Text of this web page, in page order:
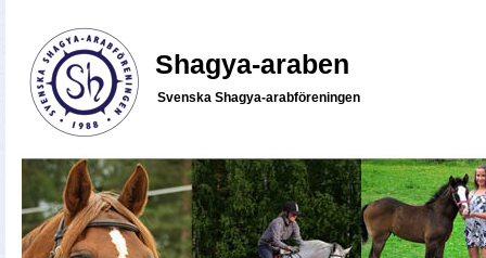
Shagya-araben
Svenska Shagya-arabföreningen